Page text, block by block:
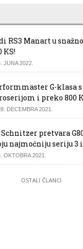
RS3 Manart u
KS!
2022.
G-klasa s
i preko 800
DECEMBRA 2021.
Schnitzer pretvara
najmoćniju seriju 3
2021.
OSTALI ČLANCI